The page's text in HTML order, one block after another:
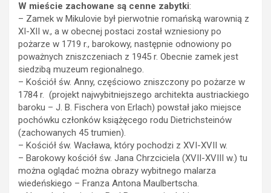
W mieście zachowane są cenne zabytki:
– Zamek w Mikulovie był pierwotnie romańską warownią z
XI-XII w., a w obecnej postaci został wzniesiony po
pożarze w 1719 r., barokowy, następnie odnowiony po
poważnych zniszczeniach z 1945 r. Obecnie zamek jest
siedzibą muzeum regionalnego.
– Kościół św. Anny, częściowo zniszczony po pożarze w
1784 r. (projekt najwybitniejszego architekta austriackiego
baroku – J. B. Fischera von Erlach) powstał jako miejsce
pochówku członków książęcego rodu Dietrichsteinów
(zachowanych 45 trumien).
– Kościół św. Wacława, który pochodzi z XVI-XVII w.
– Barokowy kościół św. Jana Chrzciciela (XVII-XVIII w.) tu
można oglądać można obrazy wybitnego malarza
wiedeńskiego – Franza Antona Maulbertscha.